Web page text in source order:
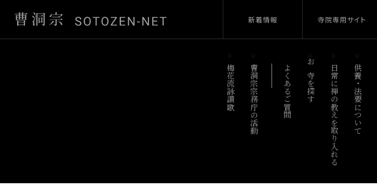
新着情報 寺院専用サイト
梅花流詠讃歌 曹洞宗宗務庁の活動 よくあるご質問 お寺を探す 日常に禅の教えを取り入れる 供養・法要について